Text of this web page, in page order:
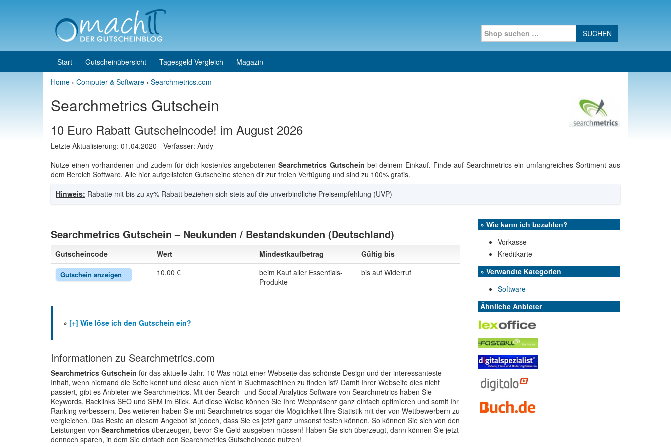
Search for:
Start Gutscheinübersicht Tagesgeld-Vergleich
Magazin
Home › Computer & Software › Searchmetrics.com
Searchmetrics Gutschein
10 Euro Rabatt Gutscheincode! im August 2026
Letzte Aktualisierung: 01.04.2020 - Verfasser: Andy
Nutze einen vorhandenen und zudem für dich kostenlos angebotenenSearchmetrics Gutschein bei deinem Einkauf. Finde auf Searchmetrics ein umfangreiches Sortiment aus
dem Bereich Software. Alle hier aufgelisteten Gutscheine stehen dir zur freien Verfügung und sind zu 100% gratis.
Hinweis: Rabatte mit bis zu xy% Rabatt beziehen sich stets auf die unverbindliche Preisempfehlung (UVP)
Searchmetrics Gutschein – Neukunden / Bestandskunden (Deutschland)
Gutscheincode Wert Mindestkaufbetrag Gültig bis
Gutschein anzeigen 10,00 €
beim Kauf aller Essentials-
Produkte
bis auf Widerruf
» [+] Wie löse ich den Gutschein ein?
Informationen zu Searchmetrics.com
Searchmetrics Gutschein für das aktuelle Jahr. 10 Was nützt einer Webseite das schönste Design und der interessanteste
Inhalt, wenn niemand die Seite kennt und diese auch nicht in Suchmaschinen zu finden ist? Damit Ihrer Webseite dies nicht
passiert, gibt es Anbieter wie Searchmetrics. Mit der Search- und Social Analytics Software von Searchmetrics haben Sie
Keywords, Backlinks SEO und SEM im Blick. Auf diese Weise können Sie Ihre Webpräsenz ganz einfach optimieren und somit Ihr
Ranking verbessern. Des weiteren haben Sie mit Searchmetrics sogar die Möglichkeit Ihre Statistik mit der von Wettbewerbern zu
vergleichen. Das Beste an diesem Angebot ist jedoch, dass Sie es jetzt ganz umsonst testen können. So können Sie sich von den
Leistungen von Searchmetrics überzeugen, bevor Sie Geld ausgeben müssen! Haben Sie sich überzeugt, dann können Sie jetzt
dennoch sparen, in dem Sie einfach den Searchmetrics Gutscheincode nutzen!
» Wie kann ich bezahlen?
Vorkasse
Kreditkarte
» Verwandte Kategorien
Software
Ähnliche Anbieter